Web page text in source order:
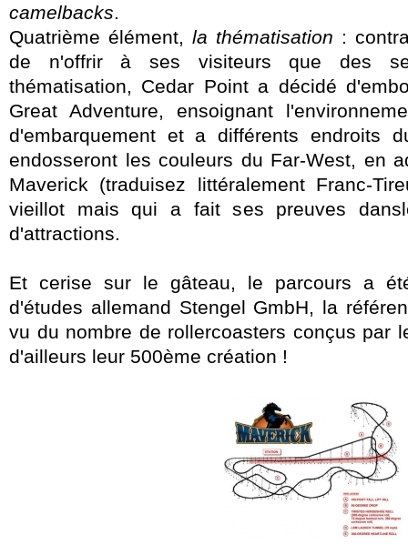
camelbacks.
Quatrième élément, la thématisation :
de n'offrir à ses visiteurs que des
thématisation, Cedar Point a décidé
Great Adventure, ensoignant
d'embarquement et a différents endroits
endosseront les couleurs du Far-West, en
Maverick (traduisez littéralement Franc-
vieillot mais qui a fait ses preuves
d'attractions.
Et cerise sur le gâteau, le parcours a
d'études allemand Stengel GmbH, la
vu du nombre de rollercoasters conçus par
d'ailleurs leur 500ème création !